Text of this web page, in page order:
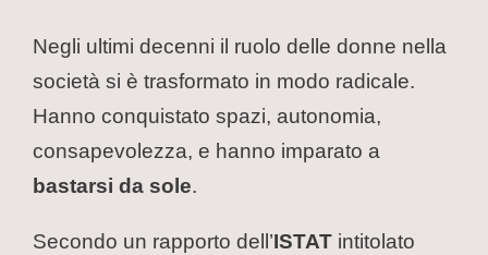
Negli ultimi decenni il ruolo delle donne nella
società si è trasformato in modo radicale.
Hanno conquistato spazi, autonomia,
consapevolezza, e hanno imparato a
bastarsi da sole.
Secondo un rapporto dell’ISTAT intitolato